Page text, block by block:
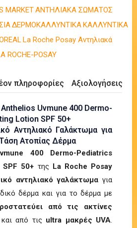
MARKETΑΝΤΗΛΙΑΚΑ ΣΩΜΑΤΟΣ
ΔΕΡΜΟΚΑΛΛΥΝΤΙΚΑΚΑΛΛΥΝΤΙΚΑ
La Roche Posay Αντηλιακά
ROCHE-POSAY
πληροφορίες Αξιολογήσεις (0)
Uvmune 400 Dermo-
Lotion SPF 50+
Αντηλιακό Γαλάκτωμα για
Ατοπίας Δέρμα
400 Dermo-Pediatrics
50+ της La Roche Posay
αντηλιακό γαλάκτωμα για
δέρμα και για το δέρμα με
από τις ακτίνες
από τις ultra μακρές UVA